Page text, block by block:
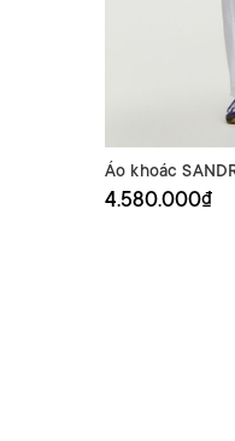
Áo khoác
4.580.000₫